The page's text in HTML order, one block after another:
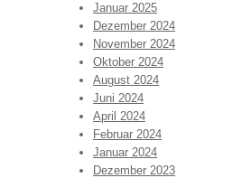
Januar 2025
Dezember 2024
November 2024
Oktober 2024
August 2024
Juni 2024
April 2024
Februar 2024
Januar 2024
Dezember 2023